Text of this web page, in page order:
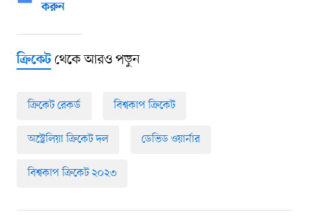
করুন
ক্রিকেটথেকে আরও পড়ুন
ক্রিকেট রেকর্ড বিশ্বকাপ ক্রিকেট
অস্ট্রেলিয়া ক্রিকেট দল ডেভিড ওয়ার্নার
বিশ্বকাপ ক্রিকেট ২০২৩